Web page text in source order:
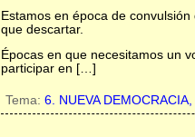
Estamos en época de
que descartar.
Épocas en que necesitamos un
participar en […]
Tema: 6. NUEVA DEMOCRACIA,